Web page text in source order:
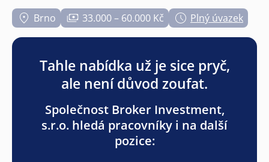
Brno 33.000 – 60.000 Kč Plný úvazek
Tahle nabídka už je sice pryč,
ale není důvod zoufat.
Společnost Broker Investment,
s.r.o. hledá pracovníky i na další
pozice: